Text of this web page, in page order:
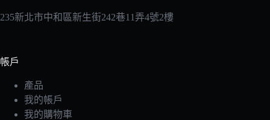
235新北市中和區新生街242巷11弄4號2樓
帳戶
產品
我的帳戶
我的購物車